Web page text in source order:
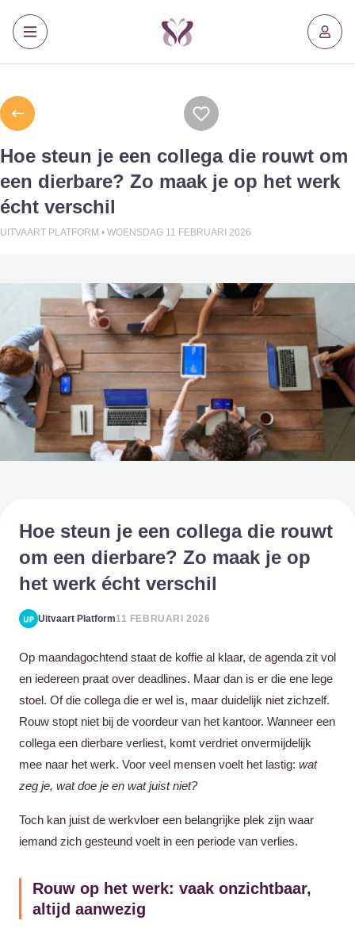
Hoe steun je een collega die rouwt om
een dierbare? Zo maak je op het werk
écht verschil
UITVAART PLATFORM • WOENSDAG 11 FEBRUARI 2026
Hoe steun je een collega die rouwt
om een dierbare? Zo maak je op
het werk écht verschil
Uitvaart Platform11 FEBRUARI 2026
Op maandagochtend staat de koffie al klaar, de agenda zit vol
en iedereen praat over deadlines. Maar dan is er die ene lege
stoel. Of die collega die er wel is, maar duidelijk niet zichzelf.
Rouw stopt niet bij de voordeur van het kantoor. Wanneer een
collega een dierbare verliest, komt verdriet onvermijdelijk
mee naar het werk. Voor veel mensen voelt het lastig: wat
zeg je, wat doe je en wat juist niet?
Toch kan juist de werkvloer een belangrijke plek zijn waar
iemand zich gesteund voelt in een periode van verlies.
Rouw op het werk: vaak onzichtbaar,
altijd aanwezig